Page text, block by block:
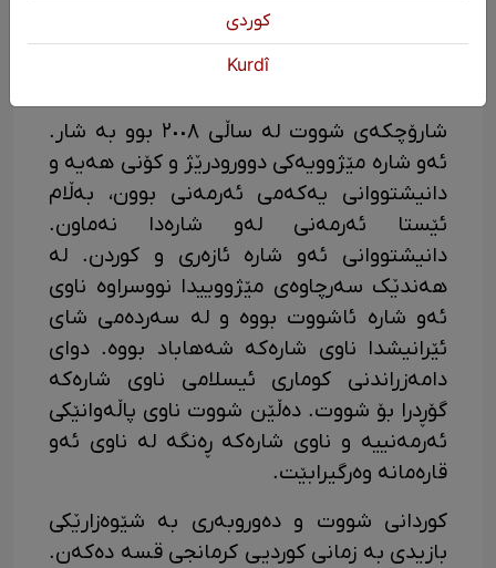
شارۆچکەی شووت لە ساڵی ٢٠٠٨ بوو بە شار.
ئەو شارە مێژوویەکی دوورودرێژ و کۆنی هەیە و
دانیشتووانی یەکەمی ئەرمەنی بوون، بەڵام
ئێستا ئەرمەنی لەو شارەدا نەماون.
دانیشتووانی ئەو شارە ئازەری و کوردن. لە
هەندێک سەرچاوەی مێژووییدا نووسراوە ناوی
ئەو شارە ئاشووت بووە و لە سەردەمی شای
ئێرانیشدا ناوی شارەکە شەهاباد بووە. دوای
دامەزراندنی کوماری ئیسلامی ناوی شارەکە
گۆڕدرا بۆ شووت. دەڵێن شووت ناوی پاڵەوانێکی
ئەرمەنییە و ناوی شارەکە ڕەنگە لە ناوی ئەو
قارەمانە وەرگیرابێت.
کوردانی شووت و دەوروبەری بە شێوەزارێکی
بازیدی بە زمانی کوردیی کرمانجی قسە دەکەن.
كوردی
Kurdî